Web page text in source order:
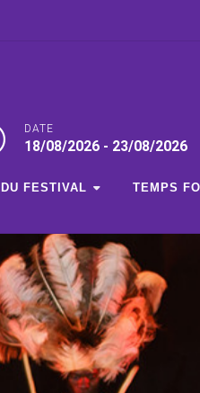
DATE
18/08/2026 - 23/08/2026
FESTIVAL TEMPS